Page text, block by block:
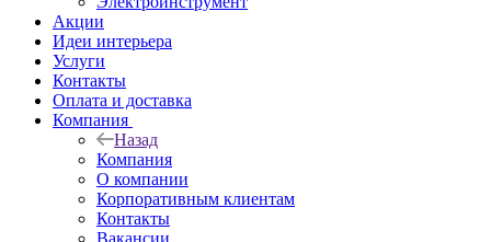
Акции
Идеи интерьера
Услуги
Контакты
Оплата и доставка
Компания
Назад
Компания
О компании
Корпоративным клиентам
Контакты
Вакансии